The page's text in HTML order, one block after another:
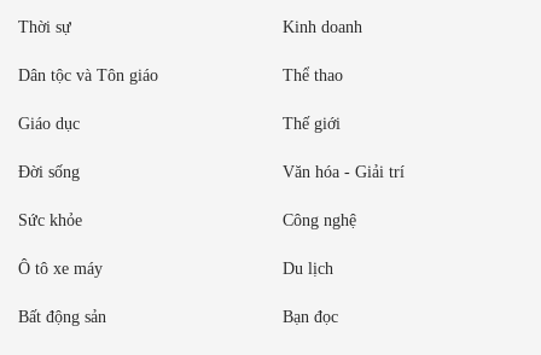
Thời sự Kinh doanh
Dân tộc và Tôn giáo Thể thao
Giáo dục Thế giới
Đời sống Văn hóa - Giải trí
Sức khỏe Công nghệ
Ô tô xe máy Du lịch
Bất động sản Bạn đọc